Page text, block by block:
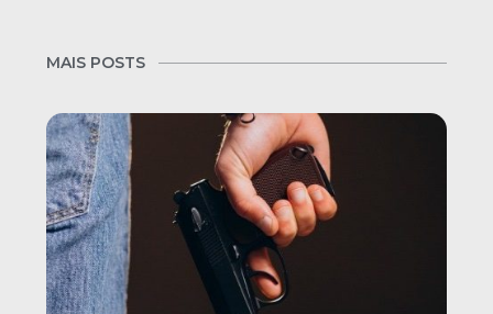
MAIS POSTS